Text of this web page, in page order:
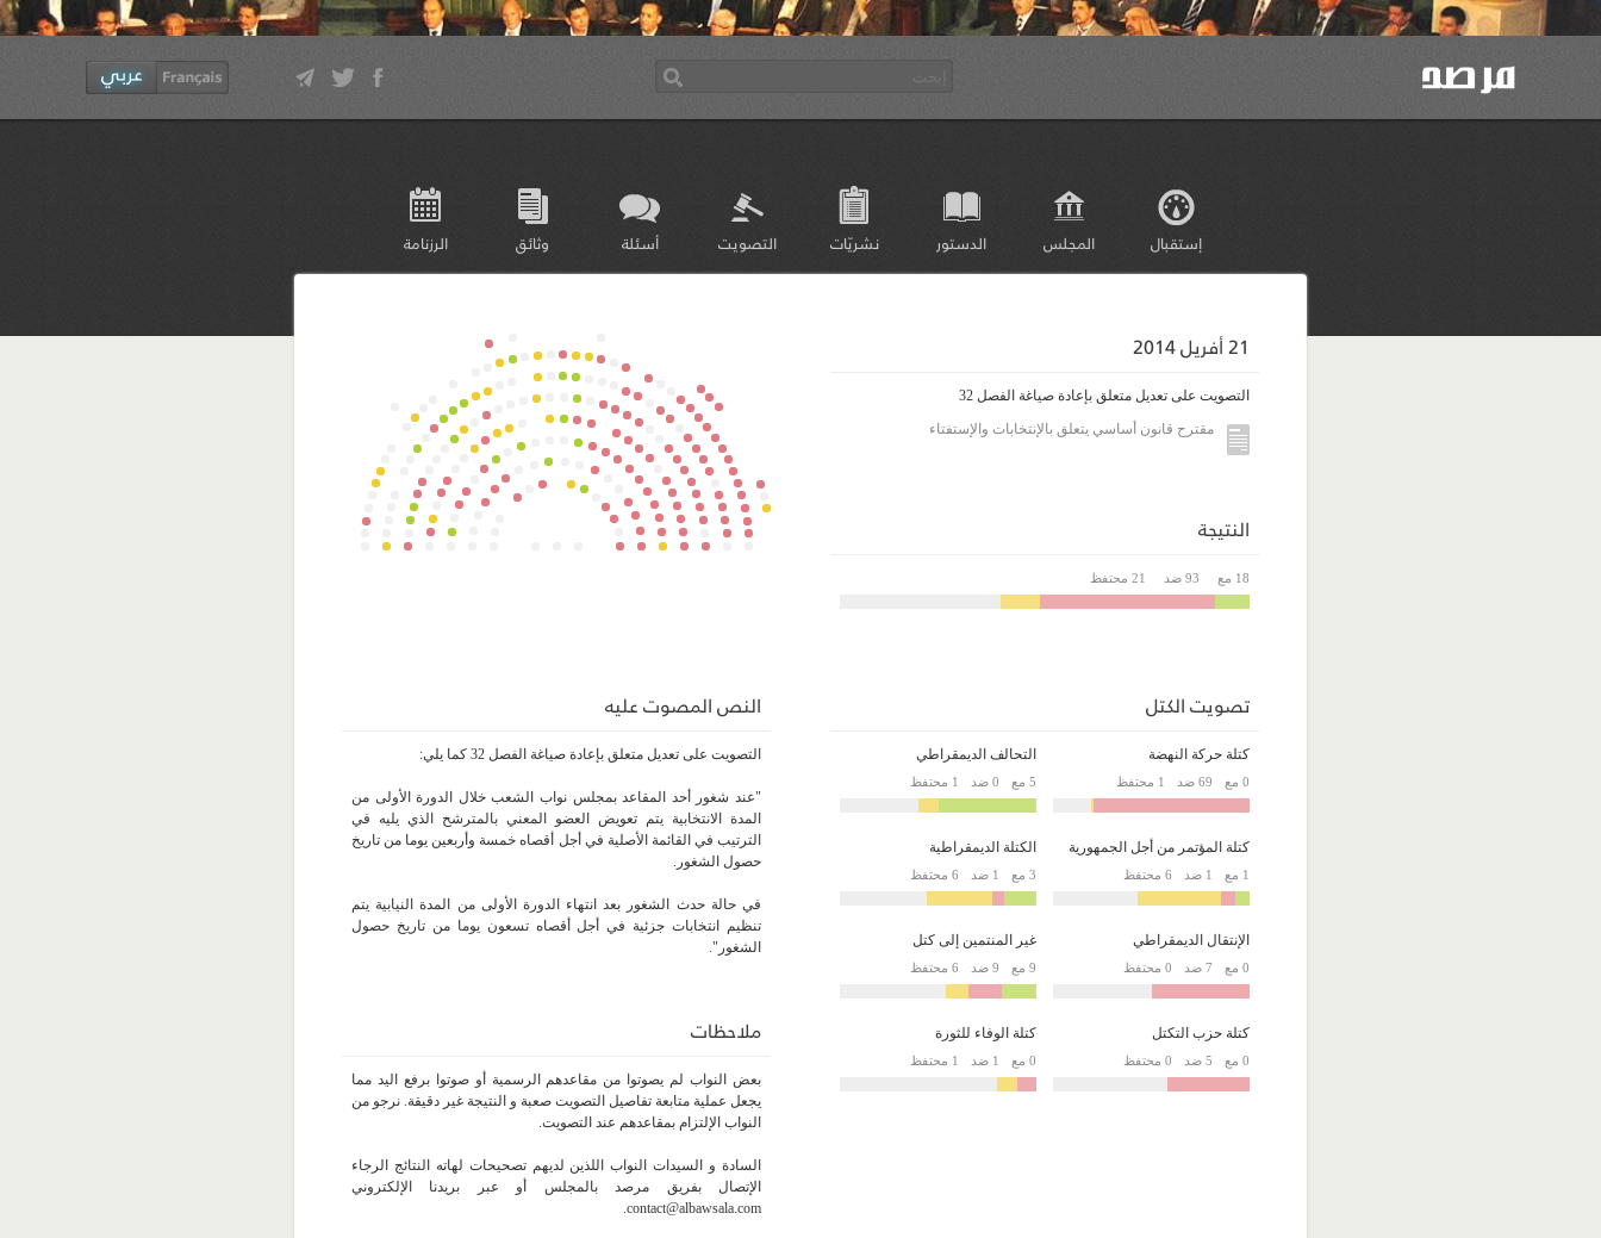
إستقبال المجلس الدستور نشريّات التصويت أسئلة وثائق الرزنامة
21 أفريل 2014
التصويت على تعديل متعلق بإعادة صياغة الفصل 32
مقترح قانون أساسي يتعلق بالإنتخابات والإستفتاء
النتيجة
18 مع 93 ضد 21 محتفظ
تصويت الكتل
كتلة حركة النهضة
0 مع 69 ضد 1 محتفظ
التحالف الديمقراطي
5 مع 0 ضد 1 محتفظ
كتلة المؤتمر من أجل الجمهورية
1 مع 1 ضد 6 محتفظ
الكتلة الديمقراطية
3 مع 1 ضد 6 محتفظ
الإنتقال الديمقراطي
0 مع 7 ضد 0 محتفظ
غير المنتمين إلى كتل
9 مع 9 ضد 6 محتفظ
كتلة حزب التكتل
0 مع 5 ضد 0 محتفظ
كتلة الوفاء للثورة
0 مع 1 ضد 1 محتفظ
النص المصوت عليه
التصويت على تعديل متعلق بإعادة صياغة الفصل 32 كما يلي:
"عند شغور أحد المقاعد بمجلس نواب الشعب خلال الدورة الأولى من
المدة الانتخابية يتم تعويض العضو المعني بالمترشح الذي يليه في
الترتيب في القائمة الأصلية في أجل أقصاه خمسة وأربعين يوما من تاريخ
حصول الشغور.
في حالة حدث الشغور بعد انتهاء الدورة الأولى من المدة النيابية يتم
تنظيم انتخابات جزئية في أجل أقصاه تسعون يوما من تاريخ حصول
الشغور".
ملاحظات
بعض النواب لم يصوتوا من مقاعدهم الرسمية أو صوتوا برفع اليد مما
يجعل عملية متابعة تفاصيل التصويت صعبة و النتيجة غير دقيقة. نرجو من
النواب الإلتزام بمقاعدهم عند التصويت.
السادة و السيدات النواب اللذين لديهم تصحيحات لهاته النتائج الرجاء
الإتصال بفريق مرصد بالمجلس أو عبر بريدنا الإلكتروني
contact@albawsala.com.